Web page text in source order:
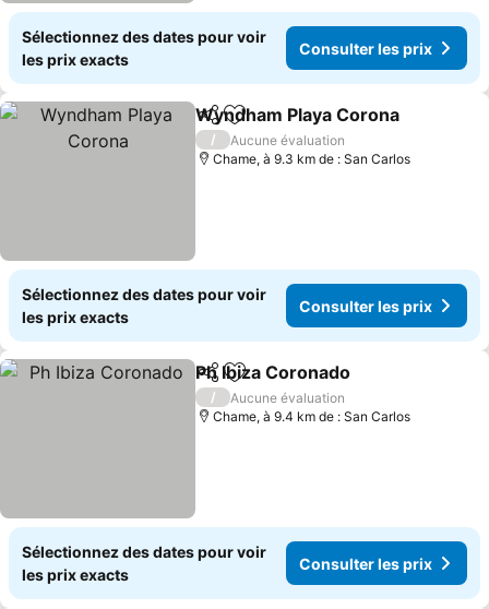
Sélectionnez des dates pour voir
les prix exacts
Consulter les prix
PartagerAjouter à mes favoris
Wyndham Playa Corona
/
Aucune évaluation
Chame, à 9.3 km de : San Carlos
Sélectionnez des dates pour voir
les prix exacts
Consulter les prix
PartagerAjouter à mes favoris
Ph Ibiza Coronado
/
Aucune évaluation
Chame, à 9.4 km de : San Carlos
Sélectionnez des dates pour voir
les prix exacts
Consulter les prix